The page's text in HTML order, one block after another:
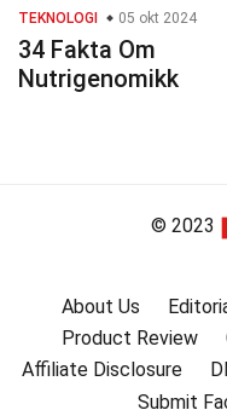
TEKNOLOGI 05 okt 2024
34 Fakta Om
Nutrigenomikk
© 2023
About Us
Product Review
Affiliate Disclosure
Submit